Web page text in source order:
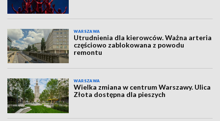
WARSZAWA
Utrudnienia dla kierowców. Ważna arteria
częściowo zablokowana z powodu
remontu
WARSZAWA
Wielka zmiana w centrum Warszawy. Ulica
Złota dostępna dla pieszych